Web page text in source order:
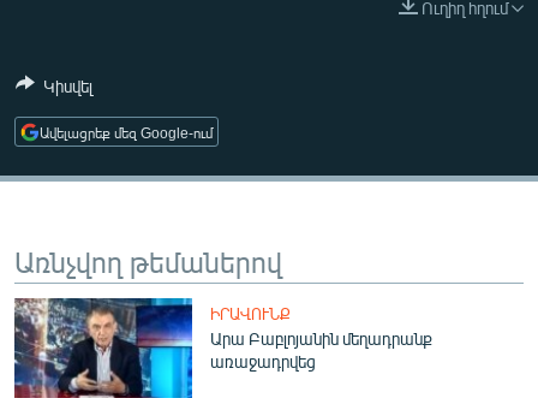
ՄԵԿՆԱԲԱՆՈՒԹՅՈՒՆ
ԱՐԽԻՎ
ՏԵՍԱՆՅՈՒԹԵՐ
ԲԱՆԱՎԵՃ
Ուղիղ հղում
Կիսվել
Ավելացրեք մեզ Google-ում
Առնչվող թեմաներով
ԻՐԱՎՈՒՆՔ
Արա Բաբլոյանին մեղադրանք
առաջադրվեց